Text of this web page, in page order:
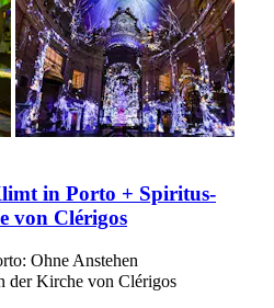
in Porto + Spiritus-
von Clérigos
Ohne Anstehen
der Kirche von Clérigos